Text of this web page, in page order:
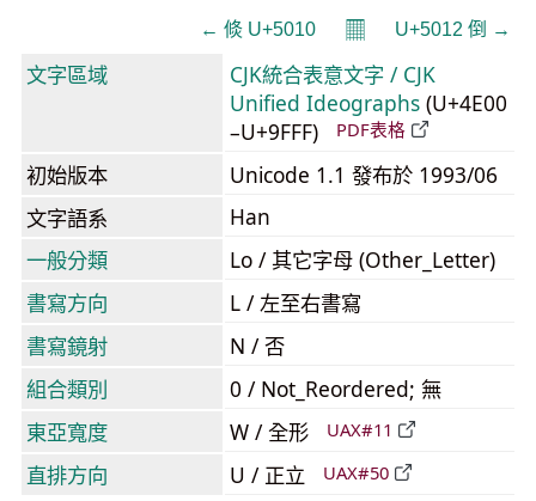
← 倐 U+5010 𝄜 U+5012 倒 →
文字區域
CJK統合表意文字 / CJK
Unified Ideographs (U+4E00
–U+9FFF)
PDF表格
初始版本
Unicode 1.1 發布於 1993/06
文字語系
Han
一般分類
Lo / 其它字母 (Other_Letter)
書寫方向
L / 左至右書寫
書寫鏡射
N / 否
組合類別
0 / Not_Reordered; 無
東亞寬度
W / 全形 UAX#11
直排方向 U / 正立 UAX#50